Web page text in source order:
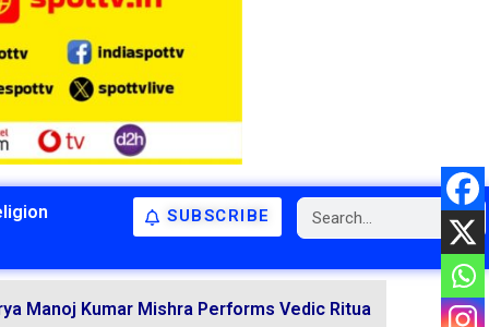
SUBSCRIBE
Kumar Mishra Performs Vedic Rituals for the Resolution
LATEST NEWS
NATIONAL
RELIGION